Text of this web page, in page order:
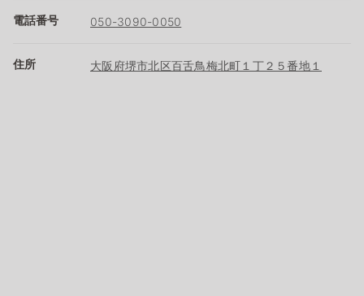
電話番号 050-3090-0050
住所 大阪府堺市北区百舌鳥梅北町１丁２５番地１